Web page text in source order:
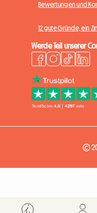
Bewertungen und
12 gute Gründe, ein
Werde Teil unserer
©